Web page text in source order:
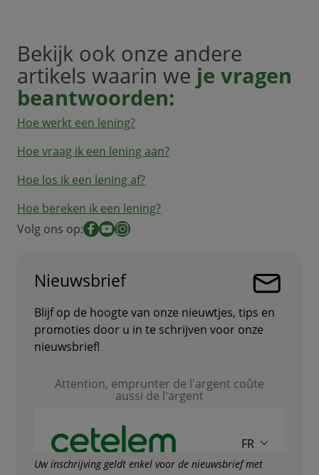
Bekijk ook onze andere
artikels waarin we je vragen
beantwoorden:
Hoe werkt een lening?
Hoe vraag ik een lening aan?
Hoe los ik een lening af?
Hoe bereken ik een lening?
Volg ons op:Facebook
YouTube
Instagram
Nieuwsbrief
Blijf op de hoogte van onze nieuwtjes, tips en
promoties door u in te schrijven voor onze
nieuwsbrief!
Uw inschrijving geldt enkel voor de nieuwsbrief met